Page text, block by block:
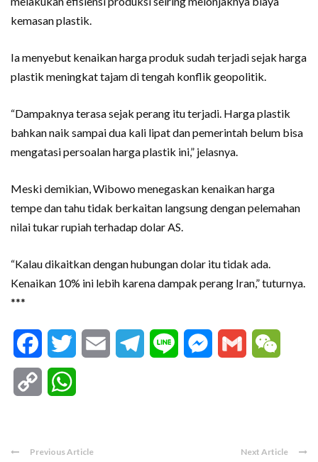
kemasan plastik.
Ia menyebut kenaikan harga produk sudah terjadi sejak harga
plastik meningkat tajam di tengah konflik geopolitik.
“Dampaknya terasa sejak perang itu terjadi. Harga plastik
bahkan naik sampai dua kali lipat dan pemerintah belum bisa
mengatasi persoalan harga plastik ini,” jelasnya.
Meski demikian, Wibowo menegaskan kenaikan harga
tempe dan tahu tidak berkaitan langsung dengan pelemahan
nilai tukar rupiah terhadap dolar AS.
“Kalau dikaitkan dengan hubungan dolar itu tidak ada.
Kenaikan 10% ini lebih karena dampak perang Iran,” tuturnya.
***
FacebookTwitter Email Telegram
Line Messenger
Gmail
Copy
Previous Article Next Article